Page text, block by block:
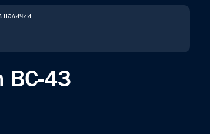
наличии
BC-43